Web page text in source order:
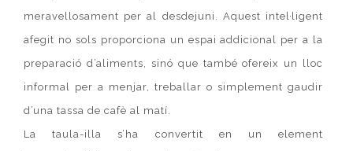
meravellosament per al desdejuni. Aquest intel·ligent
afegit no sols proporciona un espai addicional per a la
preparació d’aliments, sinó que també ofereix un lloc
informal per a menjar, treballar o simplement gaudir
d’una tassa de cafè al matí.
La taula-illa s’ha convertit en un element